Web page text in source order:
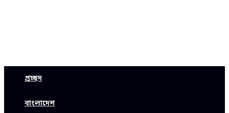
প্রচ্ছদ
বাংলাদেশ